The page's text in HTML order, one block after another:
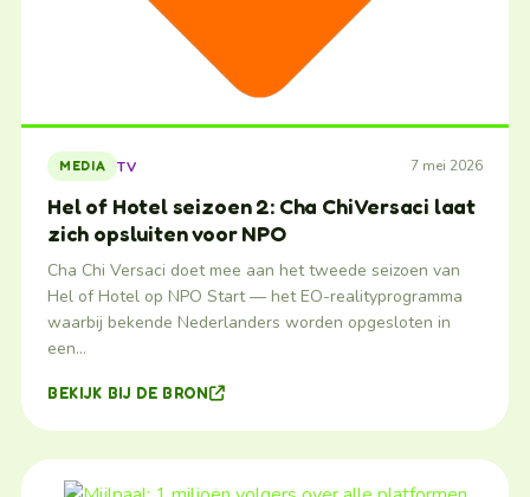
MEDIA TV 7 mei 2026
Hel of Hotel seizoen 2: Cha Chi Versaci laat
zich opsluiten voor NPO
Cha Chi Versaci doet mee aan het tweede seizoen van
Hel of Hotel op NPO Start — het EO-realityprogramma
waarbij bekende Nederlanders worden opgesloten in
een…
BEKIJK BIJ DE BRON